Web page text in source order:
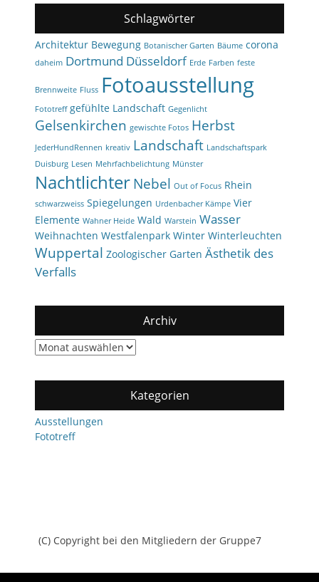
Schlagwörter
Architektur Bewegung Botanischer Garten Bäume corona
daheim Dortmund Düsseldorf Erde Farben feste
Brennweite Fluss Fotoausstellung
Fototreff gefühlte Landschaft Gegenlicht
Gelsenkirchen gewischte Fotos Herbst
JederHundRennen kreativ Landschaft Landschaftspark
Duisburg Lesen Mehrfachbelichtung Münster
NachtlichterNebel Out of Focus Rhein
schwarzweiss Spiegelungen Urdenbacher Kämpe Vier
Elemente Wahner Heide Wald Warstein Wasser
Weihnachten Westfalenpark Winter Winterleuchten
Wuppertal Zoologischer Garten Ästhetik des
Verfalls
Archiv
Archiv
Kategorien
Ausstellungen
Fototreff
(C) Copyright bei den Mitgliedern der Gruppe7